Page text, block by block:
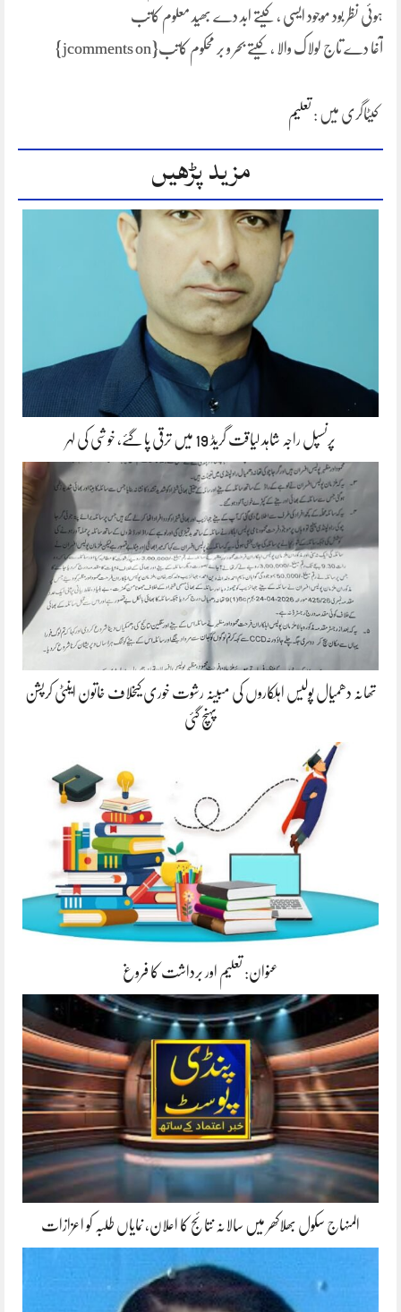
ہوئی نظر بود موجود ایسی ، کیتے ابد دے بھید معلوم کاتب
آغا دے تاج لولاک والا ، کیتے بحر و بر محکوم کاتب{jcomments on}
کیٹاگری میں : تعلیم
مزید پڑھیں
پرنسپل راجہ شاہد لیاقت گریڈ 19 میں ترقی پا گئے، خوشی کی لہر
تھانہ دھمیال پولیس اہلکاروں کی مبینہ رشوت خوری کیخلاف خاتون اینٹی کرپشن
پہنچ گئی
عنوان: تعلیم اور برداشت کا فروغ
المنہاج سکول بھلاکھر میں سالانہ نتائج کا اعلان، نمایاں طلبہ کو اعزازات